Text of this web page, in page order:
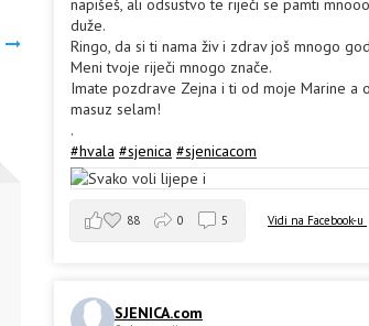
napišeš, ali odsustvo te riječi se pamti
duže.
Ringo, da si ti nama živ i zdrav još mnogo
Meni tvoje riječi mnogo znače.
Imate pozdrave Zejna i ti od moje Marine a
masuz selam!
.
#hvala #sjenica #sjenicacom
Vidi na Facebook-u
88 0 5
SJENICA.com